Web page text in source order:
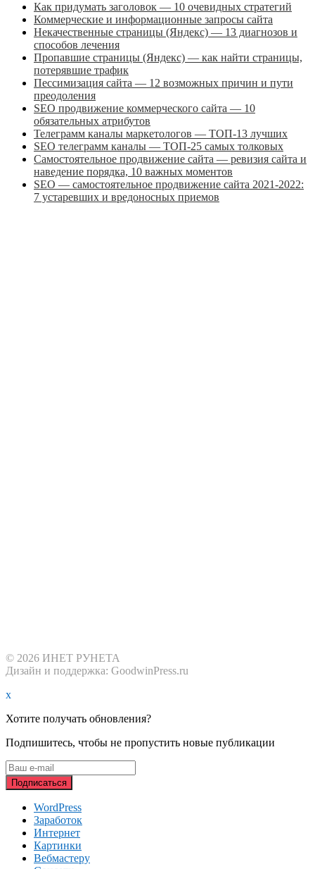
Как придумать заголовок — 10 очевидных стратегий
Коммерческие и информационные запросы сайта
Некачественные страницы (Яндекс) — 13 диагнозов и
способов лечения
Пропавшие страницы (Яндекс) — как найти страницы,
потерявшие трафик
Пессимизация сайта — 12 возможных причин и пути
преодоления
SEO продвижение коммерческого сайта — 10
обязательных атрибутов
Телеграмм каналы маркетологов — ТОП-13 лучших
SEO телеграмм каналы — ТОП-25 самых толковых
Самостоятельное продвижение сайта — ревизия сайта и
наведение порядка, 10 важных моментов
SEO — самостоятельное продвижение сайта 2021-2022:
7 устаревших и вредоносных приемов
© 2026 ИНЕТ РУНЕТА
Дизайн и поддержка: GoodwinPress.ru
x
Хотите получать обновления?
Подпишитесь, чтобы не пропустить новые публикации
WordPress
Заработок
Интернет
Картинки
Вебмастеру